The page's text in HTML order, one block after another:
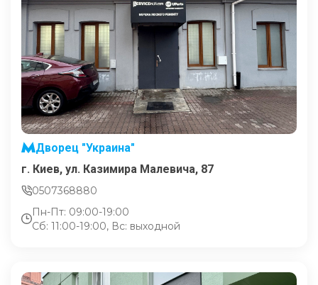
Дворец "Украина"
г. Киев, ул. Казимира Малевича, 87
0507368880
Пн-Пт: 09:00-19:00
Сб: 11:00-19:00, Вс: выходной